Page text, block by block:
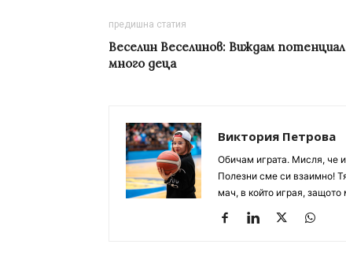
предишна статия
Веселин Веселинов: Виждам
много деца
Виктория Петрова
Обичам играта. Мисля, че
Полезни сме си взаимно!
мач, в който играя,